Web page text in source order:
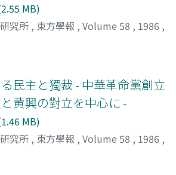
MB)
究所 , 東方學報 , Volume 58 , 1986 ,
民主と獨裁 - 中華革命黨創立
黄興の對立を中心に -
MB)
究所 , 東方學報 , Volume 58 , 1986 ,